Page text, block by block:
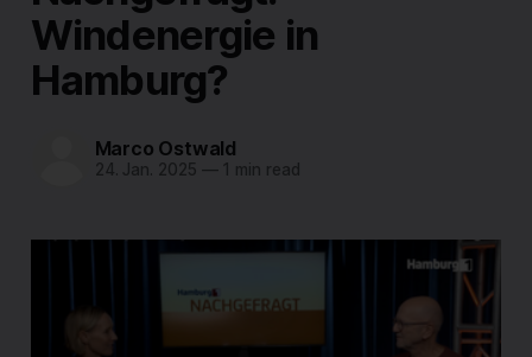
Windenergie in
Hamburg?
Marco Ostwald
24. Jan. 2025 —1 min read